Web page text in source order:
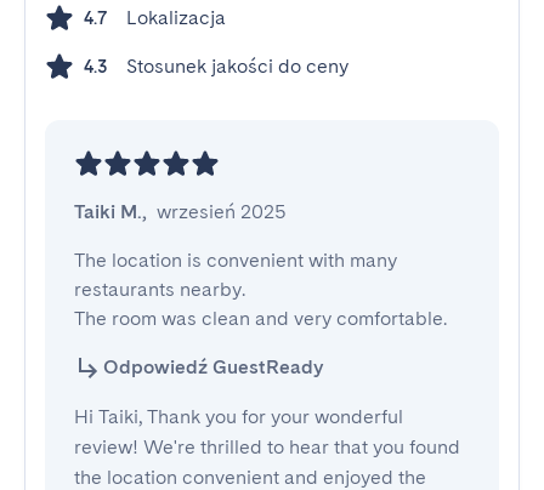
4.7 Lokalizacja
4.3 Stosunek jakości do ceny
Taiki M., wrzesień 2025
The location is convenient with many
restaurants nearby.
The room was clean and very comfortable.
Odpowiedź GuestReady
Hi Taiki, Thank you for your wonderful
review! We're thrilled to hear that you found
the location convenient and enjoyed the